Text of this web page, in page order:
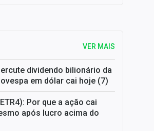
SELIC em 14%: A repercussão da decisão sobre os JUROS
VER MAIS
dividendo bilionário da
em dólar cai hoje (7)
Por que a ação cai
após lucro acima do